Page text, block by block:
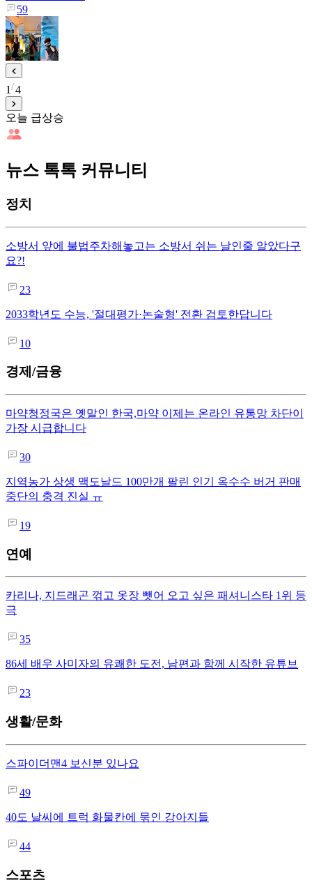
59
1 4
오늘 급상승
뉴스 톡톡 커뮤니티
정치
소방서 앞에 불법주차해놓고는 소방서 쉬는 날인줄 알았다구
요?!
23
2033학년도 수능, '절대평가·논술형' 전환 검토한답니다
10
경제/금융
마약청정국은 옛말인 한국,마약 이제는 온라인 유통망 차단이
가장 시급합니다
30
지역농가 상생 맥도날드 100만개 팔린 인기 옥수수 버거 판매
중단의 충격 진실 ㅠ
19
연예
카리나, 지드래곤 꺾고 옷장 뺏어 오고 싶은 패셔니스타 1위 등
극
35
86세 배우 사미자의 유쾌한 도전, 남편과 함께 시작한 유튜브
23
생활/문화
스파이더맨4 보신분 있나요
49
40도 날씨에 트럭 화물칸에 묶인 강아지들
44
스포츠